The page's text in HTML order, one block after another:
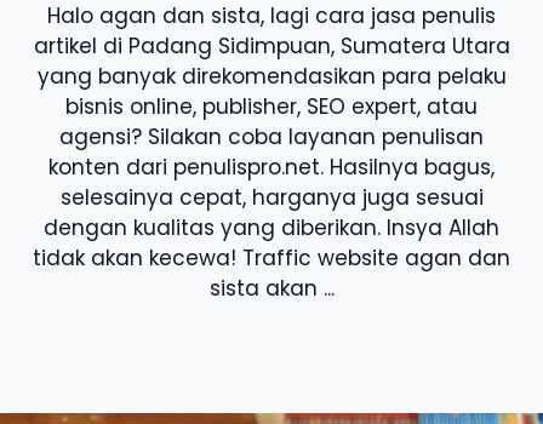
Halo agan dan sista, lagi cara jasa penulis
artikel di Padang Sidimpuan, Sumatera Utara
yang banyak direkomendasikan para pelaku
bisnis online, publisher, SEO expert, atau
agensi? Silakan coba layanan penulisan
konten dari penulispro.net. Hasilnya bagus,
selesainya cepat, harganya juga sesuai
dengan kualitas yang diberikan. Insya Allah
tidak akan kecewa! Traffic website agan dan
sista akan ...